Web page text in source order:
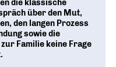
die klassische
über den Mut,
den langen Prozess
sowie die
Familie keine Frage